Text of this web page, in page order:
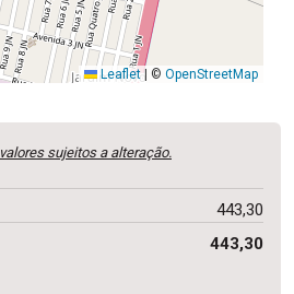
Leaflet © OpenStreetMap
valores sujeitos a alteração.
443,30
443,30